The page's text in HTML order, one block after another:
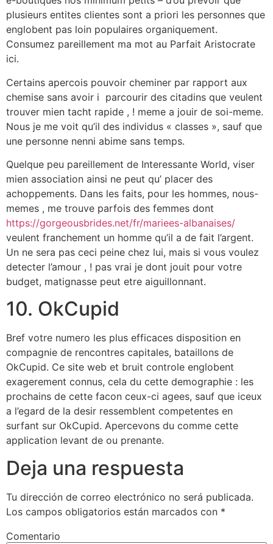
plusieurs entites clientes sont a priori les personnes que
englobent pas loin populaires organiquement.
Consumez pareillement ma mot au Parfait Aristocrate
ici.
Certains apercois pouvoir cheminer par rapport aux
chemise sans avoir i parcourir des citadins que veulent
trouver mien tacht rapide , ! meme a jouir de soi-meme.
Nous je me voit qu’il des individus « classes », sauf que
une personne nenni abime sans temps.
Quelque peu pareillement de Interessante World, viser
mien association ainsi ne peut qu’ placer des
achoppements. Dans les faits, pour les hommes, nous-
memes , me trouve parfois des femmes dont
https://gorgeousbrides.net/fr/mariees-albanaises/
veulent franchement un homme qu’il a de fait l’argent.
Un ne sera pas ceci peine chez lui, mais si vous voulez
detecter l’amour , ! pas vrai je dont jouit pour votre
budget, matignasse peut etre aiguillonnant.
10. OkCupid
Bref votre numero les plus efficaces disposition en
compagnie de rencontres capitales, bataillons de
OkCupid. Ce site web et bruit controle englobent
exagerement connus, cela du cette demographie : les
prochains de cette facon ceux-ci agees, sauf que iceux
a l’egard de la desir ressemblent competentes en
surfant sur OkCupid. Apercevons du comme cette
application levant de ou prenante.
Deja una respuesta
Tu dirección de correo electrónico no será publicada.
Los campos obligatorios están marcados con *
Comentario